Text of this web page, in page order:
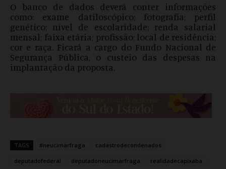
O banco de dados deverá conter informações
como: exame datiloscópico; fotografia; perfil
genético; nível de escolaridade; renda salarial
mensal; faixa etária; profissão; local de residência;
cor e raça. Ficará a cargo do Fundo Nacional de
Segurança Pública, o custeio das despesas na
implantação da proposta.
TAGS #neucimarfraga cadastrodecondenados
deputadofederal deputadoneucimarfraga realidadecapixaba